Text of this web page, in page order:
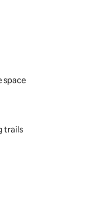
space
trails